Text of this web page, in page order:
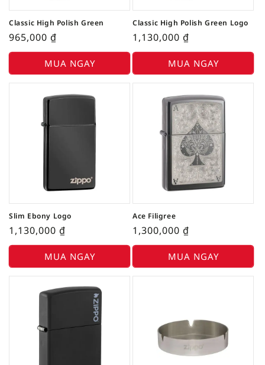
Classic High Polish Green
965,000 ₫
MUA NGAY
Classic High Polish Green Logo
1,130,000 ₫
MUA NGAY
Slim Ebony Logo
1,130,000 ₫
MUA NGAY
Ace Filigree
1,300,000 ₫
MUA NGAY